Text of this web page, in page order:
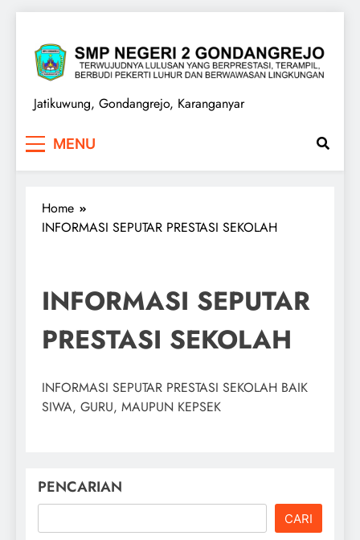
content
SMPN 2 GONDANGREJO
Jatikuwung, Gondangrejo, Karanganyar
MENU
Home
INFORMASI SEPUTAR PRESTASI SEKOLAH
INFORMASI SEPUTAR
PRESTASI SEKOLAH
INFORMASI SEPUTAR PRESTASI SEKOLAH BAIK
SIWA, GURU, MAUPUN KEPSEK
PENCARIAN
CARI